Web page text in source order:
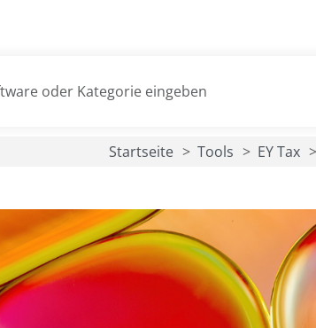
Startseite Tools EY Tax